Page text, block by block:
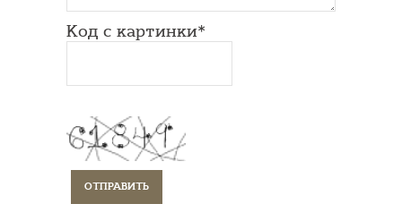
Код с картинки*